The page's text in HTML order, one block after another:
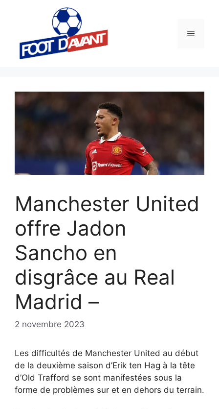
Menu
Manchester United
offre Jadon
Sancho en
disgrâce au Real
Madrid –
2 novembre 2023
Les difficultés de Manchester United au début
de la deuxième saison d’Erik ten Hag à la tête
d’Old Trafford se sont manifestées sous la
forme de problèmes sur et en dehors du terrain.